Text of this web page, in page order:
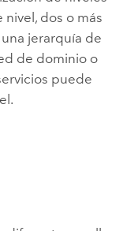
dos o más
jerarquía de
de dominio o
puede